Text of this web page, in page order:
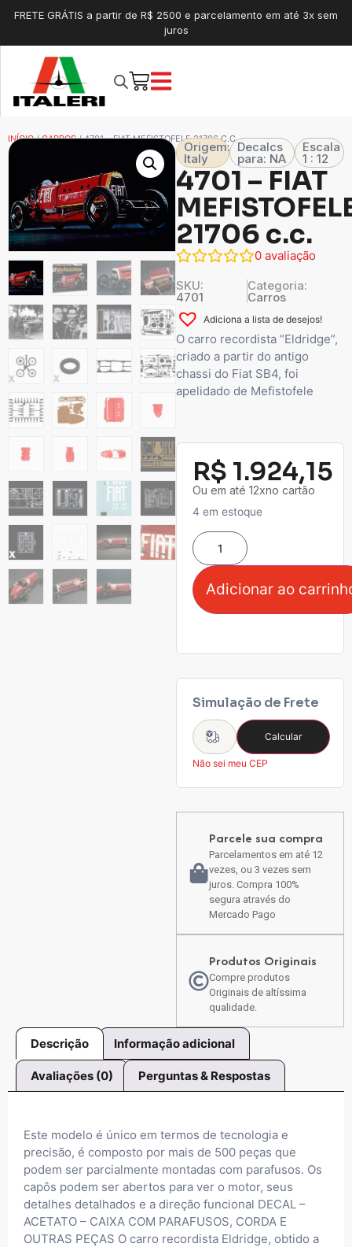
FRETE GRÁTIS a partir de R$ 2500 e parcelamento em até 3x sem
juros
INÍCIO/CARROS/ 4701 – FIAT MEFISTOFELE 21706 C.C.
Origem:
Italy
Decalcs
para: NA
Escala
1 : 12
4701 – FIAT
21706 c.c.
0 avaliação
SKU:
4701
Categoria:
Carros
Adiciona a lista de desejos!
O carro recordista “Eldridge”,
criado a partir do antigo
chassi do Fiat SB4, foi
apelidado de Mefistofele
R$ 1.924,15
Ou em até 12xno cartão
4 em estoque
Adicionar ao
Simulação de Frete
Calcular
Não sei meu CEP
Parcele sua compra
Parcelamentos em até 12
vezes, ou 3 vezes sem
juros. Compra 100%
segura através do
Mercado Pago
Produtos Originais
Compre produtos
Originais de altíssima
qualidade.
Descrição Informação adicional
Avaliações (0) Perguntas & Respostas
Este modelo é único em termos de tecnologia e
precisão, é composto por mais de 500 peças que
podem ser parcialmente montadas com parafusos. Os
capôs ​​podem ser abertos para ver o motor, seus
detalhes detalhados e a direção funcional DECAL –
ACETATO – CAIXA COM PARAFUSOS, CORDA E
OUTRAS PEÇAS O carro recordista Eldridge, obtido a